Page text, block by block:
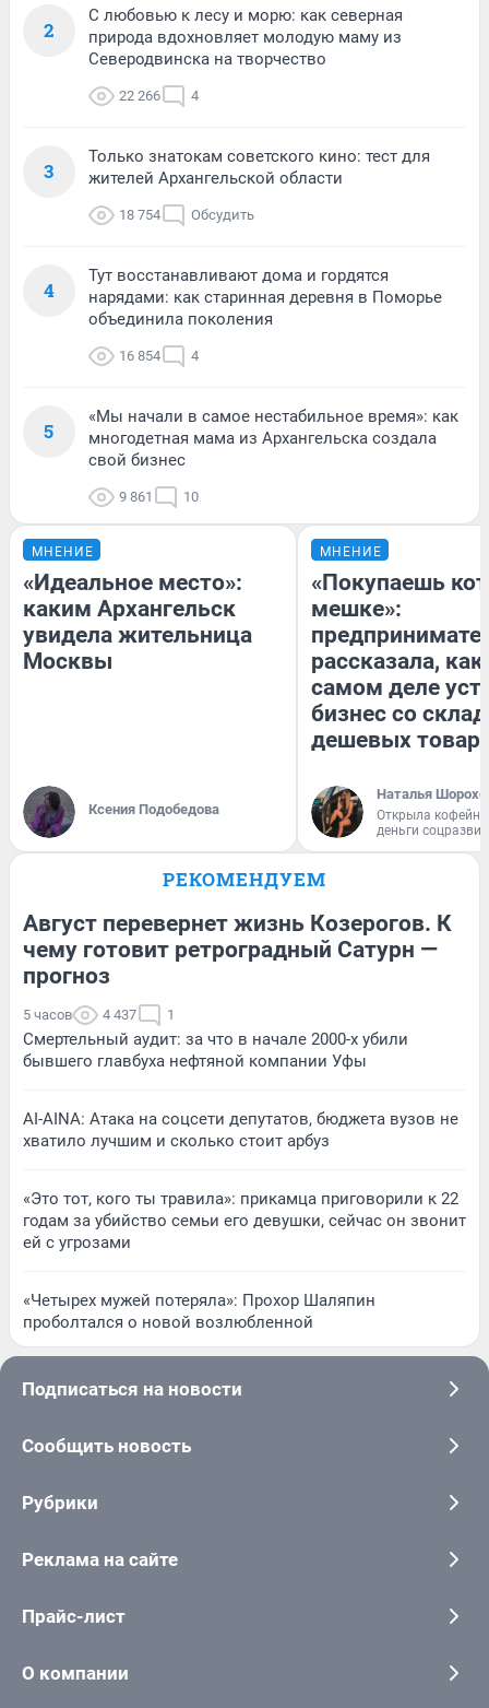
2
С любовью к лесу и морю: как северная
природа вдохновляет молодую маму из
Северодвинска на творчество
22 266 4
3
Только знатокам советского кино: тест для
жителей Архангельской области
18 754 Обсудить
4
Тут восстанавливают дома и гордятся
нарядами: как старинная деревня в Поморье
объединила поколения
16 854 4
5
«Мы начали в самое нестабильное время»: как
многодетная мама из Архангельска создала
свой бизнес
9 861 10
МНЕНИЕ
«Идеальное место»:
каким Архангельск
увидела жительница
Москвы
Ксения Подобедова
МНЕНИЕ
«Покупаешь
мешке»:
рассказала, как
самом деле
бизнес со
дешевых
Наталья
Открыла
деньги
РЕКОМЕНДУЕМ
Август перевернет жизнь Козерогов. К
чему готовит ретроградный Сатурн —
прогноз
5 часов 4 437 1
Смертельный аудит: за что в начале 2000-х убили
бывшего главбуха нефтяной компании Уфы
AI-AINA: Атака на соцсети депутатов, бюджета вузов не
хватило лучшим и сколько стоит арбуз
«Это тот, кого ты травила»: прикамца приговорили к 22
годам за убийство семьи его девушки, сейчас он звонит
ей с угрозами
«Четырех мужей потеряла»: Прохор Шаляпин
проболтался о новой возлюбленной
Подписаться на новости
Сообщить новость
Рубрики
Реклама на сайте
Прайс-лист
О компании